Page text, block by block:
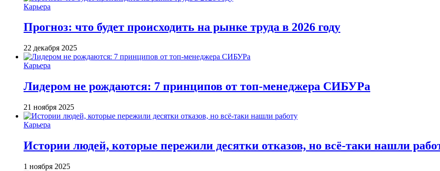
Карьера
Прогноз: что будет происходить на рынке труда в 2026 году
22 декабря 2025
Карьера
Лидером не рождаются: 7 принципов от топ-менеджера СИБУРа
21 ноября 2025
Карьера
Истории людей, которые пережили десятки отказов, но всё-таки нашли
1 ноября 2025